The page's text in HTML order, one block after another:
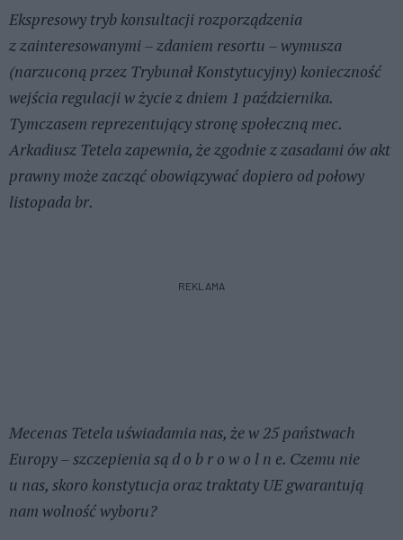
Ekspresowy tryb konsultacji rozporządzenia
z zainteresowanymi – zdaniem resortu – wymusza
(narzuconą przez Trybunał Konstytucyjny) konieczność
wejścia regulacji w życie z dniem 1 października.
Tymczasem reprezentujący stronę społeczną mec.
Arkadiusz Tetela zapewnia, że zgodnie z zasadami ów akt
prawny może zacząć obowiązywać dopiero od połowy
listopada br.
REKLAMA
Mecenas Tetela uświadamia nas, że w 25 państwach
Europy – szczepienia są d o b r o w o l n e. Czemu nie
u nas, skoro konstytucja oraz traktaty UE gwarantują
nam wolność wyboru?